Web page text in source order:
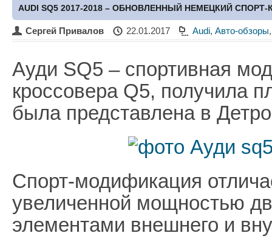
AUDI SQ5 2017-2018 – ОБНОВЛЕННЫЙ НЕМЕЦКИЙ
Сергей Привалов 22.01.2017 Audi, Авто-обзоры
Ауди SQ5 – спортивная
кроссовера Q5, получила
была представлена в
Спорт-модификация
увеличенной мощностью
элементами внешнего и